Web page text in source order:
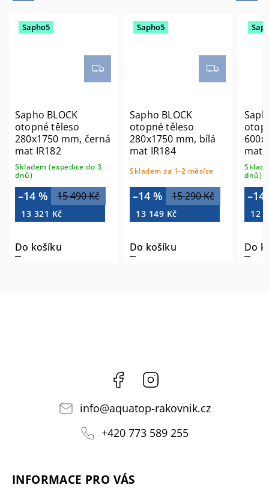
Sapho5
Sapho BLOCK
otopné těleso
280x1750 mm, černá
mat IR182
Skladem (expedice do 3
dnů)
15 490 Kč
–14 %
13 321 Kč
Do košíku
Sapho5
Sapho BLOCK
otopné těleso
280x1750 mm, bílá
mat IR184
Skladem za 1-2 měsíce
15 290 Kč
–14 %
13 149 Kč
Do košíku
mat
dnů)
–14 %
12
Do
Facebook
info@aquatop-rakovnik.cz
+420 773 589 255
INFORMACE PRO VÁS